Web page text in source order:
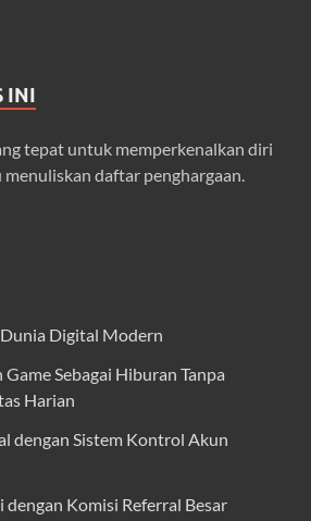
INI
tepat untuk memperkenalkan diri
daftar penghargaan.
Digital Modern
Sebagai Hiburan Tanpa
Harian
dengan Sistem Kontrol Akun
dengan Komisi Referral Besar